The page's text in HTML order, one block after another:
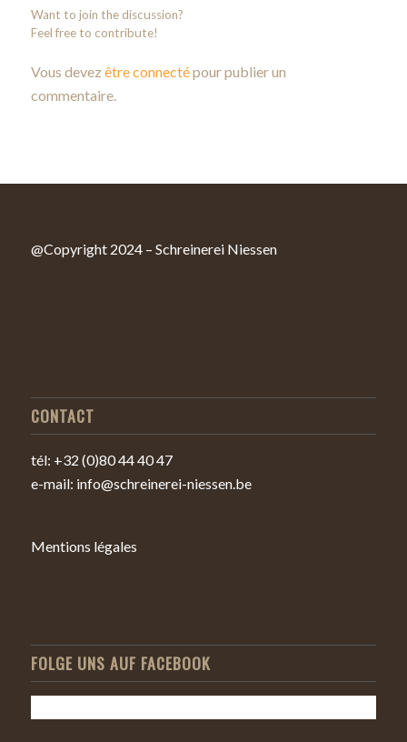
Want to join the discussion?
Feel free to contribute!
Vous devez être connectépour publier un
commentaire.
@Copyright 2024 – Schreinerei Niessen
CONTACT
tél: +32 (0)80 44 40 47
e-mail: info@schreinerei-niessen.be
Mentions légales
FOLGE UNS AUF FACEBOOK